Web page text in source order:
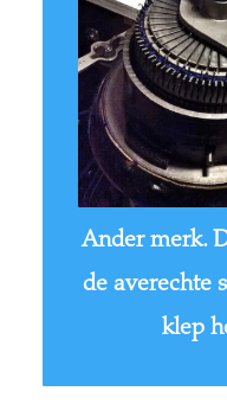
Ander merk.
de averechte
klep